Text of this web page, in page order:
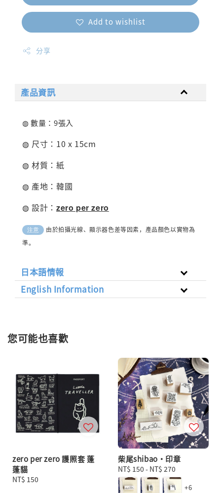
Add to wishlist
分享
產品資訊
◍ 數量：9張入
◍ 尺寸：10 x 15cm
◍ 材質：紙
◍ 產地：韓國
◍ 設計： zero per zero
注意
由於拍攝光線、顯示器色差等因素，產品顏色以實物為
準。
日本語情報
English Information
您可能也喜歡
zero per zero 護照套 蓬
蓬貓
Regular
NT$ 150
柴尾shibao・印章
Regular
price
NT$ 150 - NT$ 270
+6